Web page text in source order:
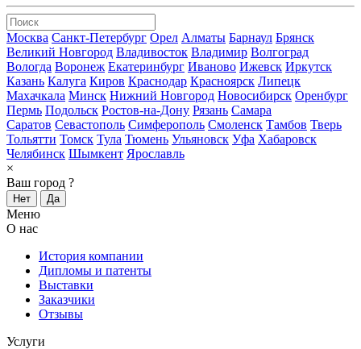
Москва Санкт-Петербург Орел Алматы Барнаул Брянск
Великий Новгород Владивосток Владимир Волгоград
Вологда Воронеж Екатеринбург Иваново Ижевск Иркутск
Казань Калуга Киров Краснодар Красноярск Липецк
Махачкала Минск Нижний Новгород Новосибирск Оренбург
Пермь Подольск Ростов-на-Дону Рязань Самара
Саратов Севастополь Симферополь Смоленск Тамбов Тверь
Тольятти Томск Тула Тюмень Ульяновск Уфа Хабаровск
Челябинск Шымкент Ярославль
×
Ваш город ?
Нет Да
Меню
О нас
История компании
Дипломы и патенты
Выставки
Заказчики
Отзывы
Услуги